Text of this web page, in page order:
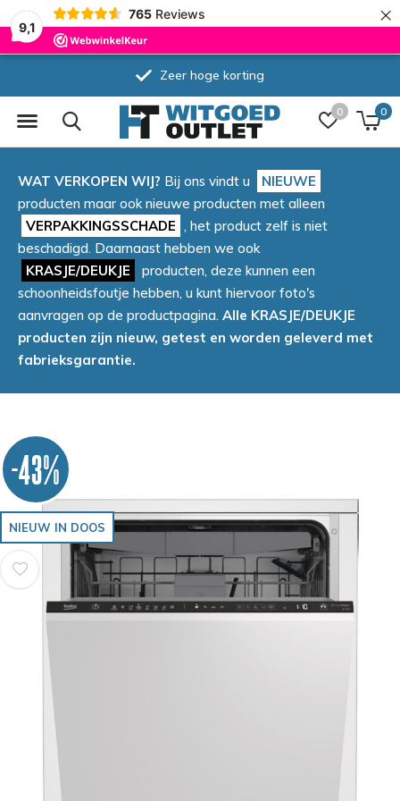
9,1
765 Reviews ×
0 0
Zeer hoge korting
WAT VERKOPEN WIJ? Bij ons vindt u
NIEUWE
producten maar ook nieuwe producten met alleen
VERPAKKINGSSCHADE , het product zelf is niet
beschadigd. Daarnaast hebben we ook
KRASJE/DEUKJE
producten, deze kunnen een
schoonheidsfoutje hebben, u kunt hiervoor foto's
aanvragen op de productpagina. Alle KRASJE/DEUKJE
producten zijn nieuw, getest en worden geleverd met
fabrieksgarantie.
-43%
NIEUW IN DOOS